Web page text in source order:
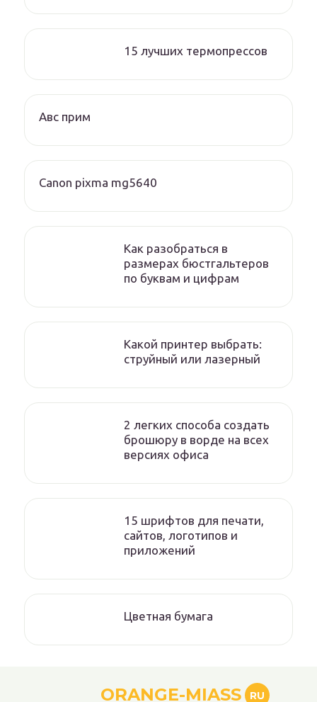
15 лучших термопрессов
Авс прим
Canon pixma mg5640
Как разобраться в
размерах бюстгальтеров
по буквам и цифрам
Какой принтер выбрать:
струйный или лазерный
2 легких способа создать
брошюру в ворде на всех
версиях офиса
15 шрифтов для печати,
сайтов, логотипов и
приложений
Цветная бумага
ORANGE-MIASS RU